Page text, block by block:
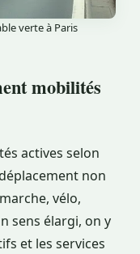
verte à Paris
mobilités
actives selon
non
vélo,
sens élargi, on y
et les services